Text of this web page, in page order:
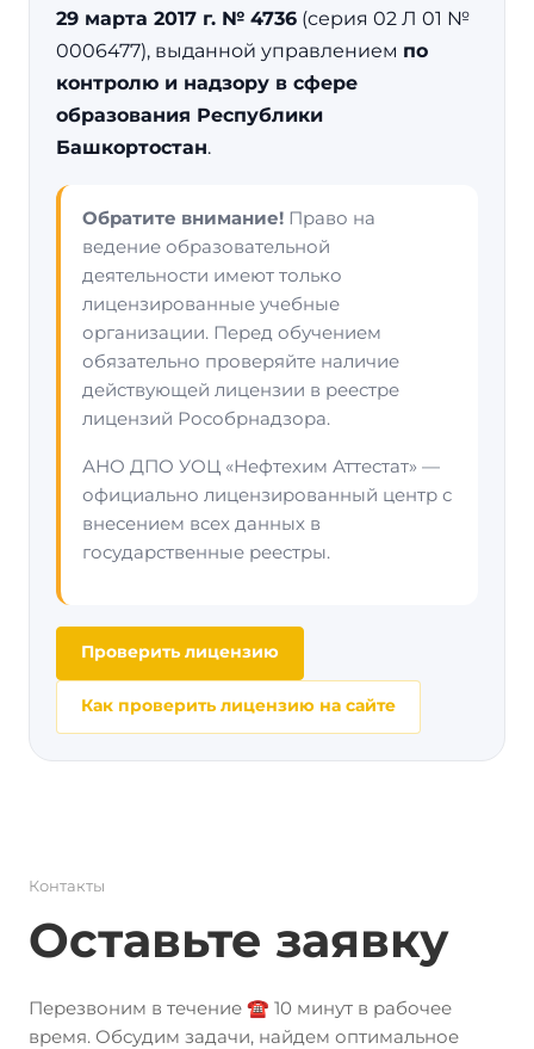
29 марта 2017 г. № 4736 (серия 02 Л 01 №
0006477), выданной управлением по
контролю и надзору в сфере
образования Республики
Башкортостан.
Обратите внимание! Право на
ведение образовательной
деятельности имеют только
лицензированные учебные
организации. Перед обучением
обязательно проверяйте наличие
действующей лицензии в реестре
лицензий Рособрнадзора.
АНО ДПО УОЦ «Нефтехим Аттестат» —
официально лицензированный центр с
внесением всех данных в
государственные реестры.
Проверить лицензию
Как проверить лицензию на сайте
Контакты
Оставьте заявку
Перезвоним в течение ☎️ 10 минут в рабочее
время. Обсудим задачи, найдем оптимальное